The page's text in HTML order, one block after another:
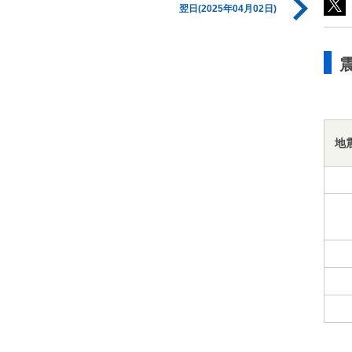
翌日(2025年04月02日)
地